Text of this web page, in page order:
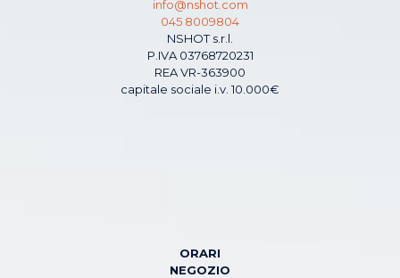
info@nshot.com
045 8009804
NSHOT s.r.l.
P.IVA 03768720231
REA VR-363900
capitale sociale i.v. 10.000€
ORARI
NEGOZIO